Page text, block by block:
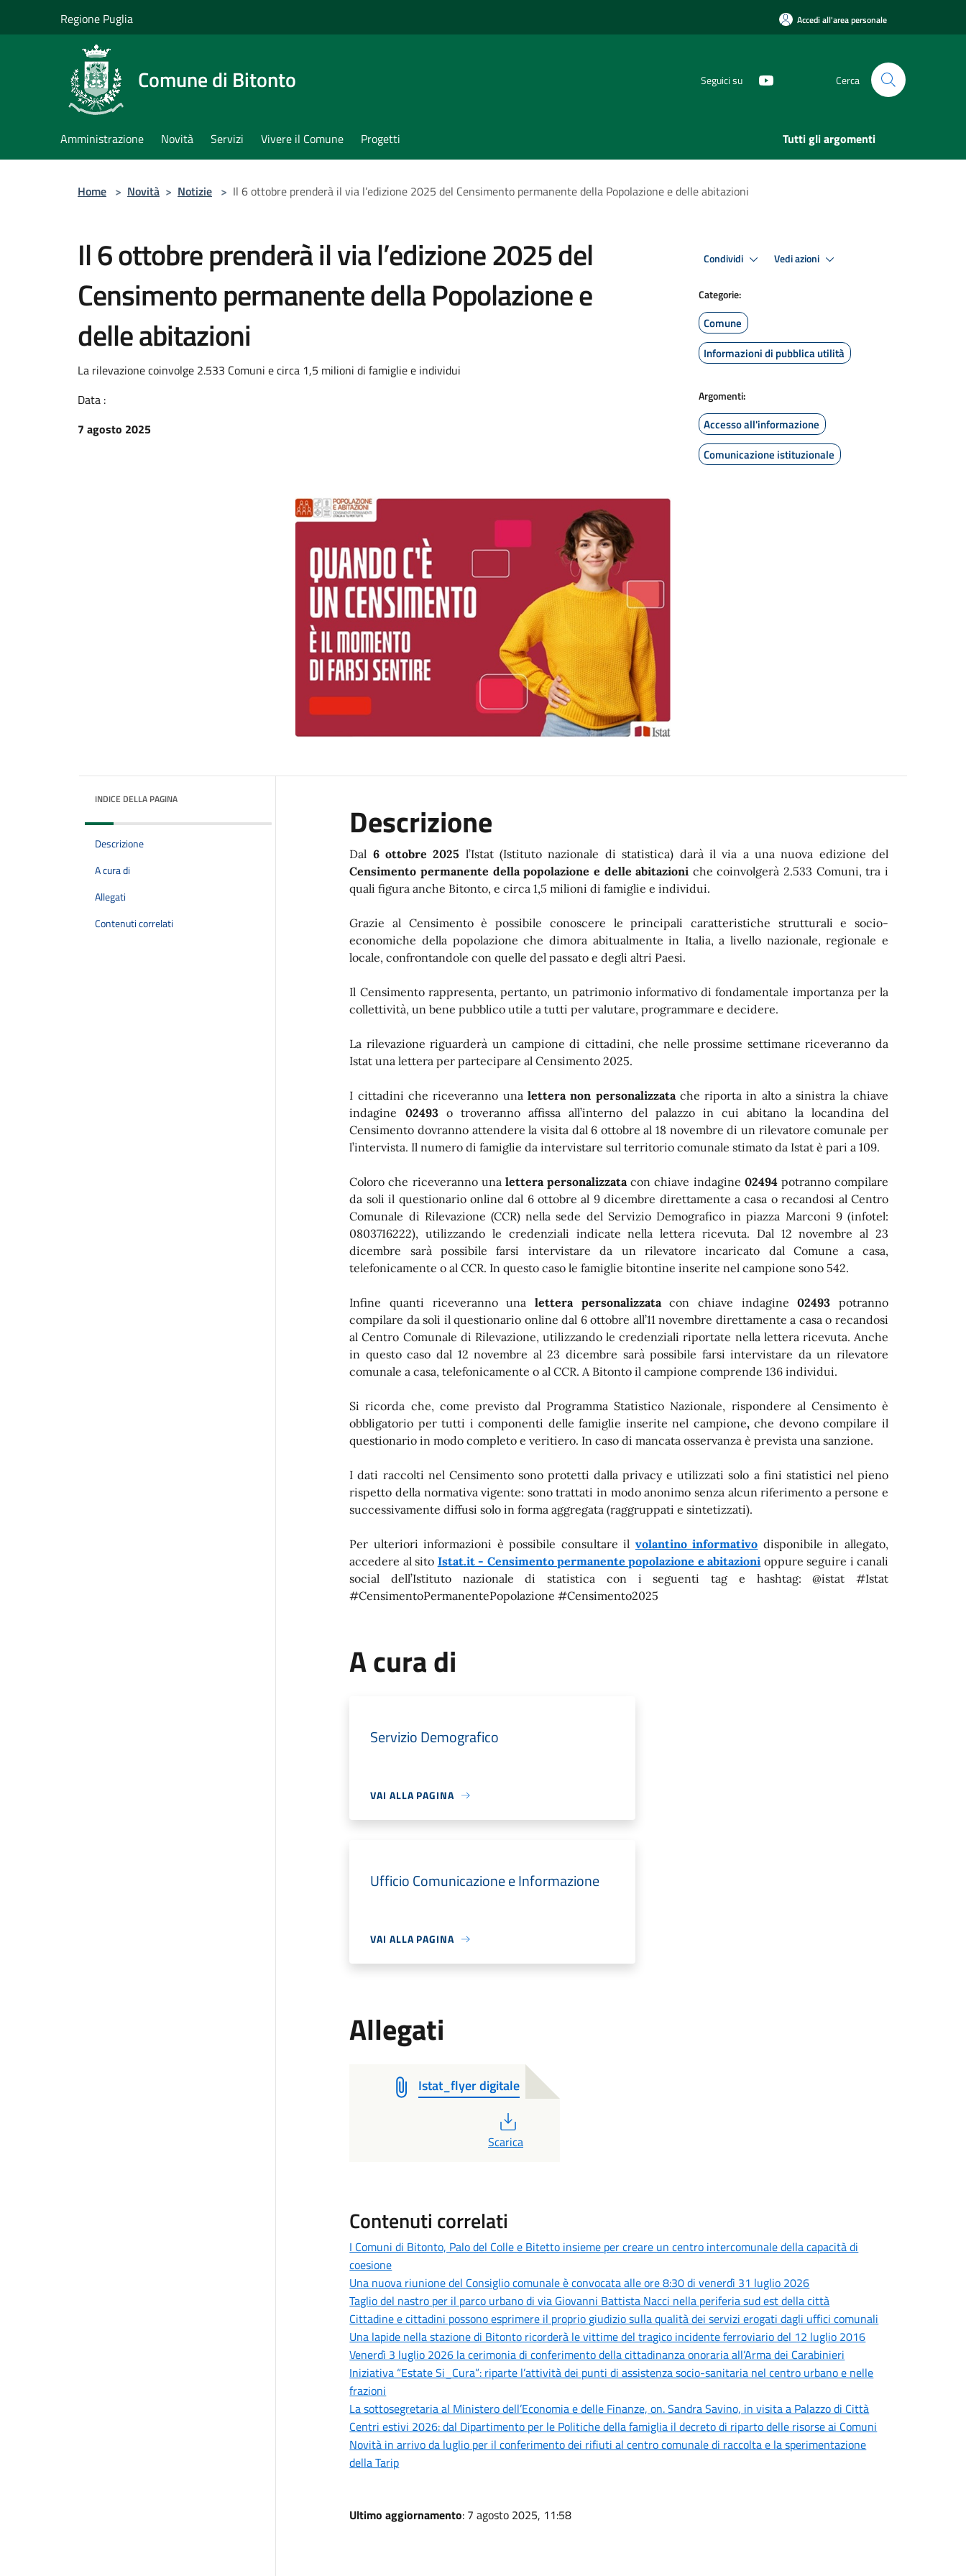
Regione Puglia Accedi all'area personale
Comune di Bitonto Seguici su Cerca
Amministrazione Novità Servizi Vivere il Comune Progetti Tutti gli argomenti
Home > Novità > Notizie > Il 6 ottobre prenderà il via l’edizione 2025 del Censimento permanente della Popolazione e delle abitazioni
Il 6 ottobre prenderà il via l’edizione 2025 del
Censimento permanente della Popolazione e
delle abitazioni
La rilevazione coinvolge 2.533 Comuni e circa 1,5 milioni di famiglie e individui
Data :
7 agosto 2025
Condividi Vedi azioni
Categorie:
Comune
Informazioni di pubblica utilità
Argomenti:
Accesso all'informazione
Comunicazione istituzionale
INDICE DELLA PAGINA
Descrizione
A cura di
Allegati
Contenuti correlati
Descrizione
Dal 6 ottobre 2025 l’Istat (Istituto nazionale di statistica) darà il via a una nuova edizione del
Censimento permanente della popolazione e delle abitazioni che coinvolgerà 2.533 Comuni, tra i
quali figura anche Bitonto, e circa 1,5 milioni di famiglie e individui.
Grazie al Censimento è possibile conoscere le principali caratteristiche strutturali e socio-
economiche della popolazione che dimora abitualmente in Italia, a livello nazionale, regionale e
locale, confrontandole con quelle del passato e degli altri Paesi.
Il Censimento rappresenta, pertanto, un patrimonio informativo di fondamentale importanza per la
collettività, un bene pubblico utile a tutti per valutare, programmare e decidere.
La rilevazione riguarderà un campione di cittadini, che nelle prossime settimane riceveranno da
Istat una lettera per partecipare al Censimento 2025.
I cittadini che riceveranno una lettera non personalizzatache riporta in alto a sinistra la chiave
indagine 02493o troveranno affissa all’interno del palazzo in cui abitano la locandina del
Censimento dovranno attendere la visita dal 6 ottobre al 18 novembre di un rilevatore comunale per
l’intervista. Il numero di famiglie da intervistare sul territorio comunale stimato da Istat è pari a 109.
Coloro che riceveranno una lettera personalizzatacon chiave indagine 02494potranno compilare
da soli il questionario online dal 6 ottobre al 9 dicembre direttamente a casa o recandosi al Centro
Comunale di Rilevazione (CCR) nella sede del Servizio Demografico in piazza Marconi 9 (infotel:
0803716222), utilizzando le credenziali indicate nella lettera ricevuta. Dal 12 novembre al 23
dicembre sarà possibile farsi intervistare da un rilevatore incaricato dal Comune a casa,
telefonicamente o al CCR. In questo caso le famiglie bitontine inserite nel campione sono 542.
Infine quanti riceveranno una lettera personalizzatacon chiave indagine02493 potranno
compilare da soli il questionario online dal 6 ottobre all’11 novembre direttamente a casa o recandosi
al Centro Comunale di Rilevazione, utilizzando le credenziali riportate nella lettera ricevuta. Anche
in questo caso dal 12 novembre al 23 dicembre sarà possibile farsi intervistare da un rilevatore
comunale a casa, telefonicamente o al CCR. A Bitonto il campione comprende 136 individui.
Si ricorda che, come previsto dal Programma Statistico Nazionale, rispondere al Censimento è
obbligatorio per tutti i componenti delle famiglie inserite nel campione,che devono compilare il
questionario in modo completo e veritiero. In caso di mancata osservanza è prevista una sanzione.
I dati raccolti nel Censimento sono protetti dalla privacy e utilizzati solo a fini statistici nel pieno
rispetto della normativa vigente: sono trattati in modo anonimo senza alcun riferimento a persone e
successivamente diffusi solo in forma aggregata (raggruppati e sintetizzati).
Per ulteriori informazioni è possibile consultare il volantino informativo disponibile in allegato,
accedere al sito Istat.it - Censimento permanente popolazione e abitazioni oppure seguire i canali
social dell’Istituto nazionale di statistica con i seguenti tag e hashtag: @istat #Istat
#CensimentoPermanentePopolazione #Censimento2025
A cura di
Servizio Demografico
VAI ALLA PAGINA
Ufficio Comunicazione e Informazione
VAI ALLA PAGINA
Allegati
Istat_flyer digitale
Scarica
Contenuti correlati
I Comuni di Bitonto, Palo del Colle e Bitetto insieme per creare un centro intercomunale della capacità di
coesione
Una nuova riunione del Consiglio comunale è convocata alle ore 8:30 di venerdì 31 luglio 2026
Taglio del nastro per il parco urbano di via Giovanni Battista Nacci nella periferia sud est della città
Cittadine e cittadini possono esprimere il proprio giudizio sulla qualità dei servizi erogati dagli uffici comunali
Una lapide nella stazione di Bitonto ricorderà le vittime del tragico incidente ferroviario del 12 luglio 2016
Venerdì 3 luglio 2026 la cerimonia di conferimento della cittadinanza onoraria all’Arma dei Carabinieri
Iniziativa “Estate Si_Cura”: riparte l’attività dei punti di assistenza socio-sanitaria nel centro urbano e nelle
frazioni
La sottosegretaria al Ministero dell’Economia e delle Finanze, on. Sandra Savino, in visita a Palazzo di Città
Centri estivi 2026: dal Dipartimento per le Politiche della famiglia il decreto di riparto delle risorse ai Comuni
Novità in arrivo da luglio per il conferimento dei rifiuti al centro comunale di raccolta e la sperimentazione
della Tarip
Ultimo aggiornamento: 7 agosto 2025, 11:58